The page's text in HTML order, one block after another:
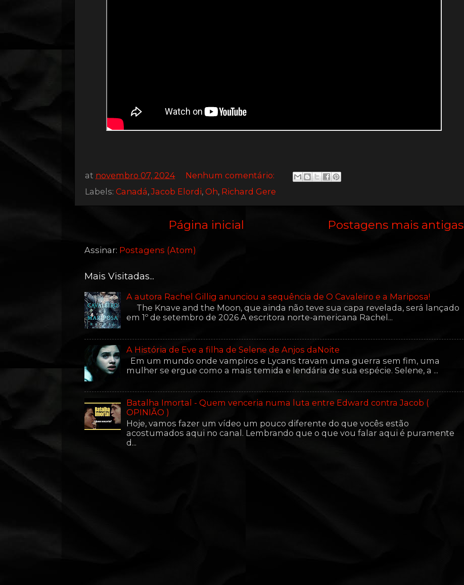
at novembro 07, 2024
Nenhum comentário:
Labels: Canadá,Jacob Elordi, Oh, Richard Gere
Postagens mais antigas
Página inicial
Assinar: Postagens (Atom)
Mais Visitadas...
A autora Rachel Gillig anunciou a sequência de O Cavaleiro e a Mariposa!
The Knave and the Moon, que ainda não teve sua capa revelada, será lançado
em 1º de setembro de 2026 A escritora norte-americana Rachel...
A História de Eve a filha de Selene de Anjos daNoite
Em um mundo onde vampiros e Lycans travam uma guerra sem fim, uma
mulher se ergue como a mais temida e lendária de sua espécie. Selene, a ...
Batalha Imortal - Quem venceria numa luta entre Edward contra Jacob (
OPINIÃO )
Hoje, vamos fazer um vídeo um pouco diferente do que vocês estão
acostumados aqui no canal. Lembrando que o que vou falar aqui é puramente
d...